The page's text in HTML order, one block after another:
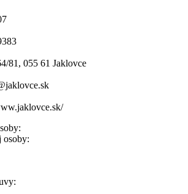
81, 055 61 Jaklovce
osoby: